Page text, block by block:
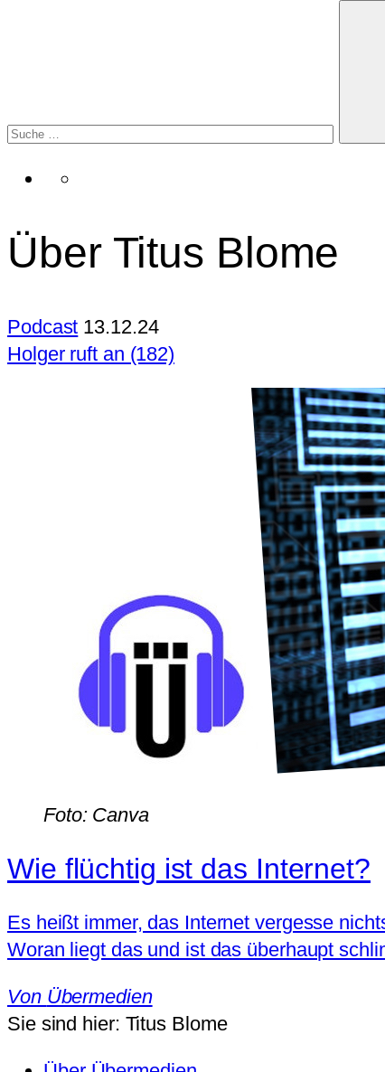
Über Titus Blome
Podcast 13.12.24
Holger ruft an (182)
Foto: Canva
Wie flüchtig ist das Internet?
Es heißt immer, das Internet vergesse
Woran liegt das und ist das überhaupt
Von Übermedien
Sie sind hier: Titus Blome